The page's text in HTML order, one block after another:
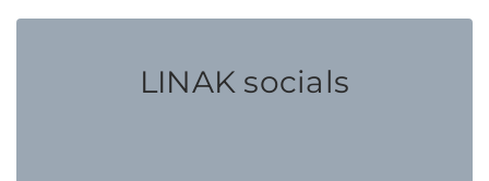
LINAK socials